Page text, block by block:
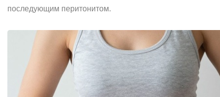
последующим перитонитом.